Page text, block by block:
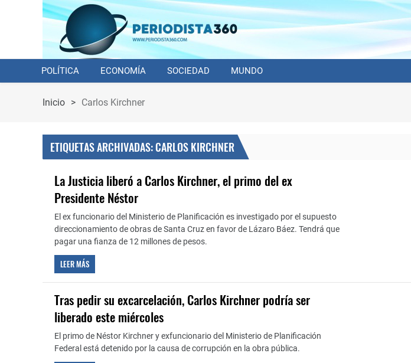
POLÍTICA ECONOMÍA SOCIEDAD MUNDO
Inicio > Carlos Kirchner
ETIQUETAS ARCHIVADAS: CARLOS KIRCHNER
La Justicia liberó a Carlos Kirchner, el primo del ex
Presidente Néstor
El ex funcionario del Ministerio de Planificación es investigado por el supuesto
direccionamiento de obras de Santa Cruz en favor de Lázaro Báez. Tendrá que
pagar una fianza de 12 millones de pesos.
LEER MÁS
Tras pedir su excarcelación, Carlos Kirchner podría ser
liberado este miércoles
El primo de Néstor Kirchner y exfuncionario del Ministerio de Planificación
Federal está detenido por la causa de corrupción en la obra pública.